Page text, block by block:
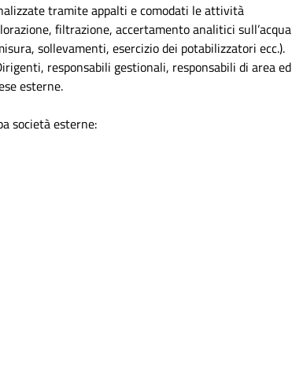
tramite appalti e comodati le attività
filtrazione, accertamento analitici sull’acqua
sollevamenti, esercizio dei potabilizzatori ecc.).
responsabili gestionali, responsabili di area ed
esterne.
società esterne: